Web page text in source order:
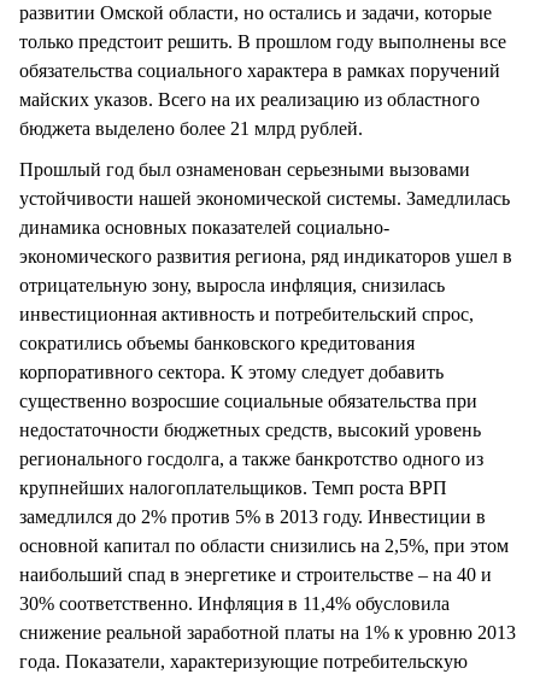
развитии Омской области, но остались и задачи, которые
только предстоит решить. В прошлом году выполнены все
обязательства социального характера в рамках поручений
майских указов. Всего на их реализацию из областного
бюджета выделено более 21 млрд рублей.
Прошлый год был ознаменован серьезными вызовами
устойчивости нашей экономической системы. Замедлилась
динамика основных показателей социально-
экономического развития региона, ряд индикаторов ушел в
отрицательную зону, выросла инфляция, снизилась
инвестиционная активность и потребительский спрос,
сократились объемы банковского кредитования
корпоративного сектора. К этому следует добавить
существенно возросшие социальные обязательства при
недостаточности бюджетных средств, высокий уровень
регионального госдолга, а также банкротство одного из
крупнейших налогоплательщиков. Темп роста ВРП
замедлился до 2% против 5% в 2013 году. Инвестиции в
основной капитал по области снизились на 2,5%, при этом
наибольший спад в энергетике и строительстве – на 40 и
30% соответственно. Инфляция в 11,4% обусловила
снижение реальной заработной платы на 1% к уровню 2013
года. Показатели, характеризующие потребительскую